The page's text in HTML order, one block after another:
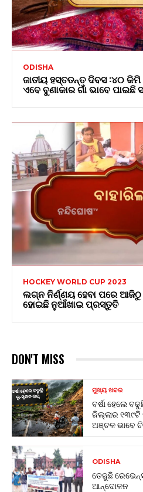
ODISHA
ଜାତୀୟ ହସ୍ତତନ୍ତ ଦିବସ :୪୦ କିମି
ଏବେ ବୁଣାକାର ଗାଁ ଭାବେ
HOCKEY WORLD CUP 2023
ଲଗ୍ନ ନିର୍ଣ୍ଣୟ ହେବା ପରେ
ହୋଇଛି ନୁଆଁଖାଇ ପ୍ରସ୍ତୁତି
DON'T MISS
ମୁଖ୍ୟ ଖବର
ବର୍ଷା ହେଲେ
ଜିଲ୍ଲାର
ଅଞ୍ଚଳ ଭାବେ
ODISHA
ତେଜୁଛି
ଆନ୍ଦୋଳନ